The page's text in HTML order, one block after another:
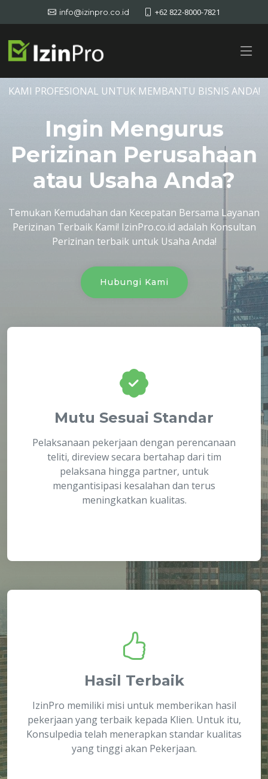
info@izinpro.co.id +62 822-8000-7821
KAMI PROFESIONAL UNTUK MEMBANTU BISNIS ANDA!
Ingin Mengurus
Perizinan Perusahaan
atau Usaha Anda?
Temukan Kemudahan dan Kecepatan Bersama Layanan
Perizinan Terbaik Kami! IzinPro.co.id adalah Konsultan
Perizinan terbaik untuk Usaha Anda!
Hubungi Kami
Mutu Sesuai Standar
Pelaksanaan pekerjaan dengan perencanaan
teliti, direview secara bertahap dari tim
pelaksana hingga partner, untuk
mengantisipasi kesalahan dan terus
meningkatkan kualitas.
Hasil Terbaik
IzinPro memiliki misi untuk memberikan hasil
pekerjaan yang terbaik kepada Klien. Untuk itu,
Konsulpedia telah menerapkan standar kualitas
yang tinggi akan Pekerjaan.